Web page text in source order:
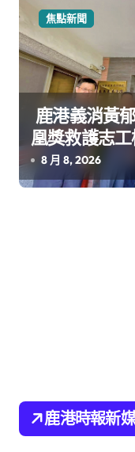
焦點新聞
鹿港義消黃
凰獎救護志
8 月 8, 2026
鹿港時報新